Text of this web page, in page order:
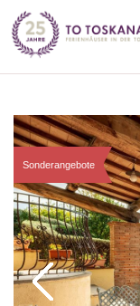
Sonderangebote